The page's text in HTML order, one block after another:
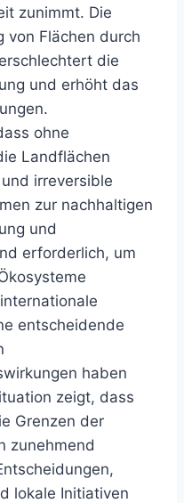
zunimmt. Die
von Flächen durch
die
und erhöht das
ohne
Landflächen
irreversible
zur nachhaltigen
und
erforderlich, um
entscheidende
haben
zeigt, dass
Grenzen der
zunehmend
lokale Initiativen